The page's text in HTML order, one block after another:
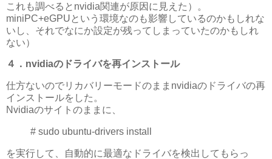
これも調べるとnvidia関連が原因に見えた）。
miniPC+eGPUという環境なのも影響しているのかもしれな
いし、それでなにか設定が残ってしまっていたのかもしれ
ない）
４．nvidiaのドライバを再インストール
仕方ないのでリカバリーモードのままnvidiaのドライバの再
インストールをした。
Nvidiaのサイトのままに、
# sudo ubuntu-drivers install
を実行して、自動的に最適なドライバを検出してもらっ